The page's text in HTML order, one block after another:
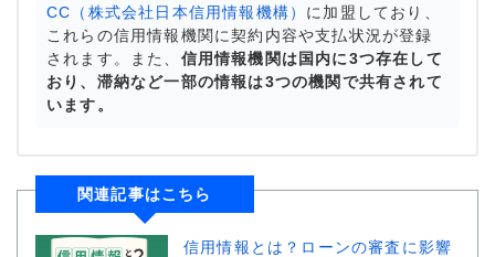
CC（株式会社日本信用情報機構） に加盟しており、
これらの信用情報機関に契約内容や支払状況が登録
されます。また、 信用情報機関は国内に3つ存在して
おり、滞納など一部の情報は3つの機関で共有されて
います。
関連記事はこちら
信用情報とは？ローンの審査に影響